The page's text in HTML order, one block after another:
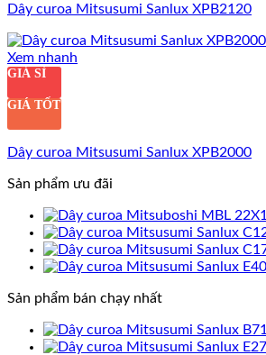
Dây curoa Mitsusumi Sanlux XPB2120
Xem nhanh
GIÁ SỈ
GIÁ TỐT
Dây curoa Mitsusumi Sanlux XPB2000
Sản phẩm ưu đãi
Sản phẩm bán chạy nhất